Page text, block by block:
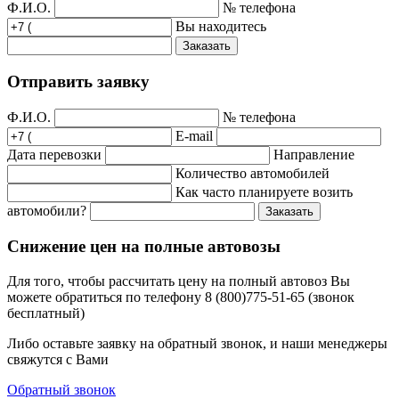
Ф.И.О.
№ телефона
Вы находитесь
Заказать
Отправить заявку
Ф.И.О.
№ телефона
E-mail
Дата перевозки
Направление
Количество автомобилей
Как часто планируете возить
автомобили?
Заказать
Снижение цен на полные автовозы
Для того, чтобы рассчитать цену на полный автовоз Вы
можете обратиться по телефону 8 (800)775-51-65 (звонок
бесплатный)
Либо оставьте заявку на обратный звонок, и наши менеджеры
свяжутся с Вами
Обратный звонок